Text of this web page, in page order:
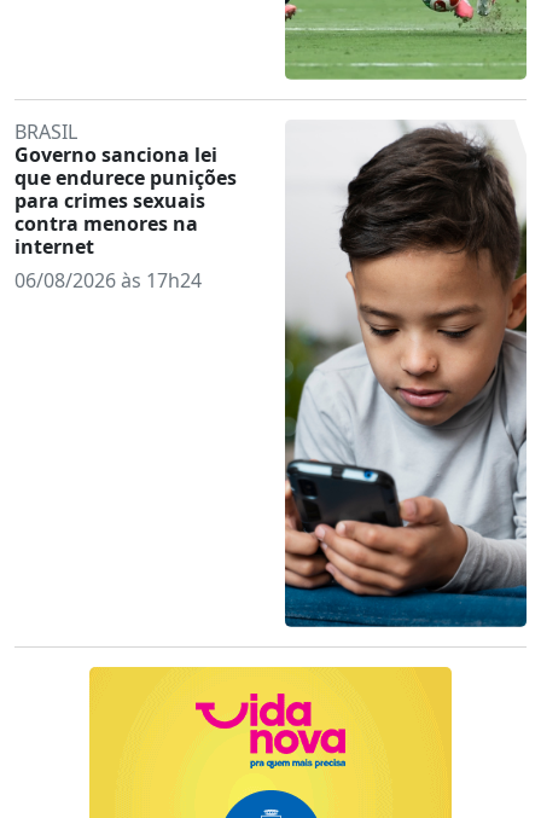
BRASIL
Governo sanciona lei
que endurece punições
para crimes sexuais
contra menores na
internet
06/08/2026 às 17h24